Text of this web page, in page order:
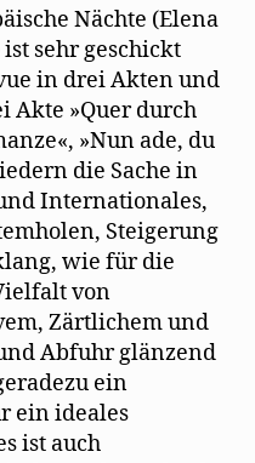
Nächte (Elena
sehr geschickt
in drei Akten und
Akte »Quer durch
»Nun ade, du
die Sache in
Internationales,
Steigerung
wie für die
von
Zärtlichem und
Abfuhr glänzend
ein
ein ideales
ist auch